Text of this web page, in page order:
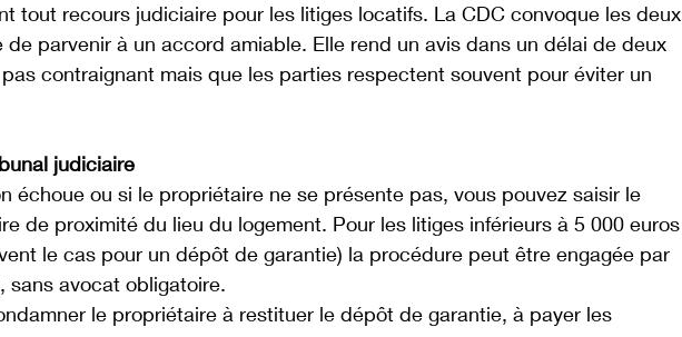
tout recours judiciaire pour les litiges locatifs. La CDC convoque les deux
parvenir à un accord amiable. Elle rend un avis dans un délai de deux
contraignant mais que les parties respectent souvent pour éviter un
judiciaire
échoue ou si le propriétaire ne se présente pas, vous pouvez saisir le
de proximité du lieu du logement. Pour les litiges inférieurs à 5 000 euros
le cas pour un dépôt de garantie) la procédure peut être engagée par
sans avocat obligatoire.
le propriétaire à restituer le dépôt de garantie, à payer les